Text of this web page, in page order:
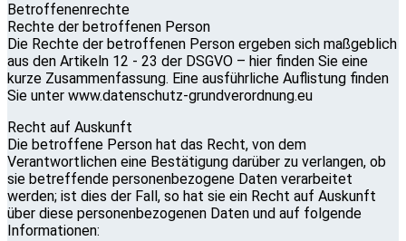
Betroffenenrechte
Rechte der betroffenen Person
Die Rechte der betroffenen Person ergeben sich maßgeblich
aus den Artikeln 12 - 23 der DSGVO – hier finden Sie eine
kurze Zusammenfassung. Eine ausführliche Auflistung finden
Sie unter www.datenschutz-grundverordnung.eu
Recht auf Auskunft
Die betroffene Person hat das Recht, von dem
Verantwortlichen eine Bestätigung darüber zu verlangen, ob
sie betreffende personenbezogene Daten verarbeitet
werden; ist dies der Fall, so hat sie ein Recht auf Auskunft
über diese personenbezogenen Daten und auf folgende
Informationen: